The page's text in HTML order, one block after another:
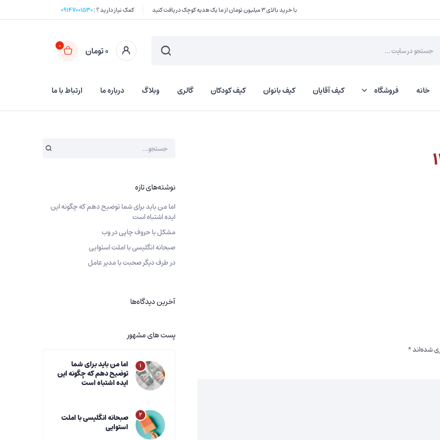
با خرید بالای ۳ میلیون تومان از ما یک هدیه کوچک دریافت کنید کمک نیاز دارید ؟ :۰۹۱۴۷۰۰۱۵۳۰
search
0تومان 0
خانه فروشگاه
پیگیری سفارش
کیف آقایان کیف بانوان کیف کودکان گالری وبلاگ درباره ما ارتباط با ما
شده‌اند*
نوشته‌های تازه
اما من باید برای شما توضیح دهم که چگونه این
ایده اشتباه است
مشکل با حروف چاپی در وب
صبحانه انگلیسی با املت استوایی
در طرف دیگر صحبت با مدیر عامل
آخرین دیدگاه‌ها
پست های مشهور
۱ اما من باید برای شما
توضیح دهم که چگونه این
ایده اشتباه است
۲ صبحانه انگلیسی با املت
استوایی